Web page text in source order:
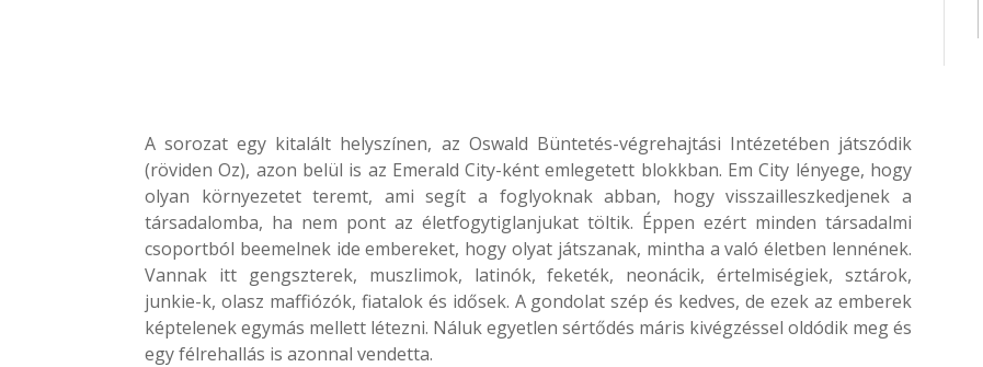
A sorozat egy kitalált helyszínen, az Oswald Büntetés-végrehajtási Intézetében játszódik
(röviden Oz), azon belül is az Emerald City-ként emlegetett blokkban. Em City lényege, hogy
olyan környezetet teremt, ami segít a foglyoknak abban, hogy visszailleszkedjenek a
társadalomba, ha nem pont az életfogytiglanjukat töltik. Éppen ezért minden társadalmi
csoportból beemelnek ide embereket, hogy olyat játszanak, mintha a való életben lennének.
Vannak itt gengszterek, muszlimok, latinók, feketék, neonácik, értelmiségiek, sztárok,
junkie-k, olasz maffiózók, fiatalok és idősek. A gondolat szép és kedves, de ezek az emberek
képtelenek egymás mellett létezni. Náluk egyetlen sértődés máris kivégzéssel oldódik meg és
egy félrehallás is azonnal vendetta.